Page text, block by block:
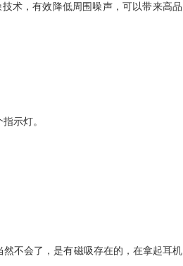
术，有效降低周围噪声，可以带来高品
示灯。
不会了，是有磁吸存在的，在拿起耳机